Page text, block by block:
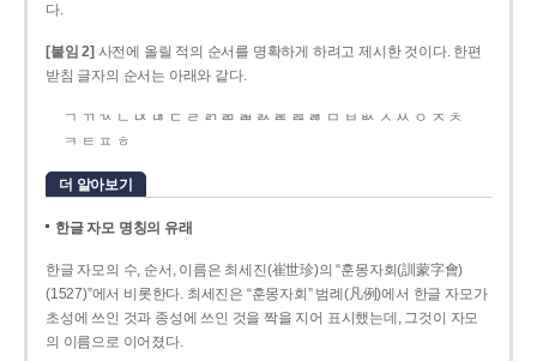
다.
[붙임 2] 사전에 올릴 적의 순서를 명확하게 하려고 제시한 것이다. 한편
받침 글자의 순서는 아래와 같다.
ㄱ ㄲ ㄳ ㄴ ㄵ ㄶ ㄷ ㄹ ㄺ ㄻ ㄼ ㄽ ㄾ ㄿ ㅀ ㅁ ㅂ ㅄ ㅅ ㅆ ㅇ ㅈ ㅊ
ㅋ ㅌ ㅍ ㅎ
더 알아보기
한글 자모 명칭의 유래
한글 자모의 수, 순서, 이름은 최세진(崔世珍)의 “훈몽자회(訓蒙字會)
(1527)”에서 비롯한다. 최세진은 “훈몽자회” 범례(凡例)에서 한글 자모가
초성에 쓰인 것과 종성에 쓰인 것을 짝을 지어 표시했는데, 그것이 자모
의 이름으로 이어졌다.